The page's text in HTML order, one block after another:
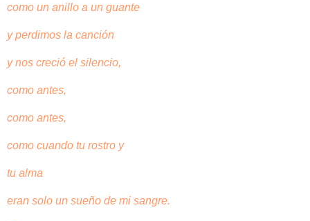
como un anillo a un guante
y perdimos la canción
y nos creció el silencio,
como antes,
como antes,
como cuando tu rostro y
tu alma
eran solo un sueño de mi sangre.